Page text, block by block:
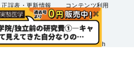
正誤表・更新情報
コンテンツ利用
シー
羊土社会員規約
社のSNS・メールマガジン
FAQ お問い合わせ English